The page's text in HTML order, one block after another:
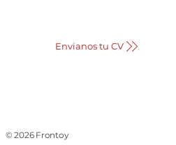
© 2026 Frontoy
Envianos tu CV